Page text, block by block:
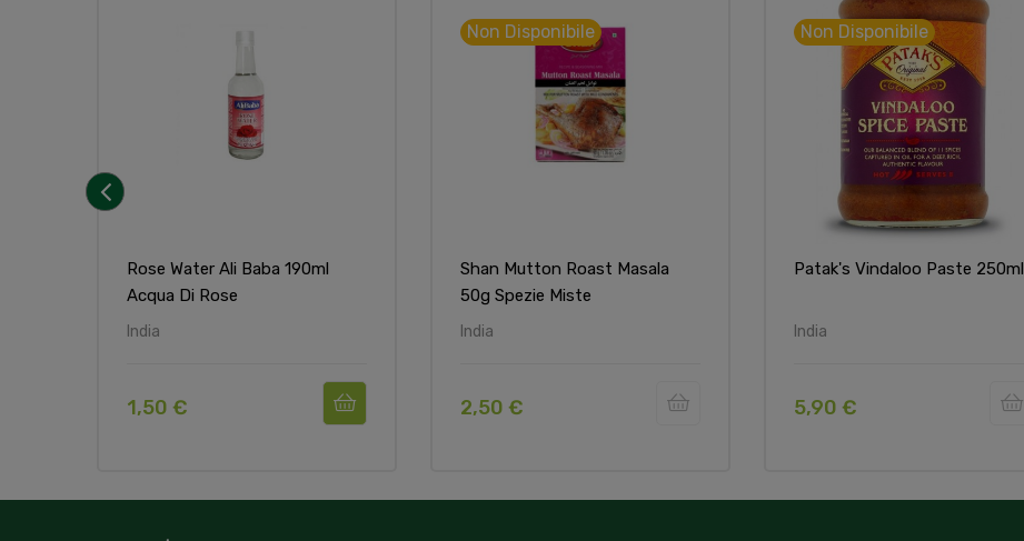
Rose Water Ali Baba 190ml
Acqua Di Rose
India
1,50 €
Shan Mutton Roast Masala
50g Spezie Miste
India
Non Disponibile
2,50 €
Patak's Vindaloo Paste 250ml
India
Non Disponibile
5,90 €